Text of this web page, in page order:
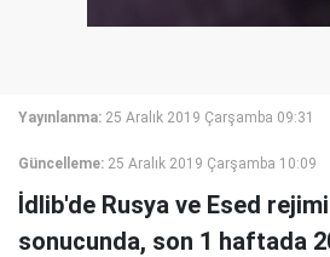
Yayınlanma: 25 Aralık 2019 Çarşamba 09:31
Güncelleme: 25 Aralık 2019 Çarşamba 10:09
İdlib'de Rusya ve Esed
sonucunda, son 1 haftada